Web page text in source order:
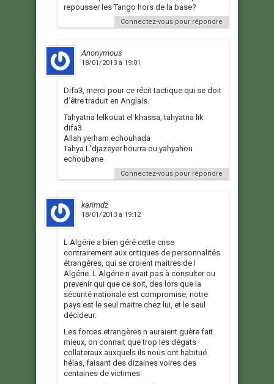
repousser les Tango hors de la base?
Connectez-vous pour répondre
Anonymous
18/01/2013 à 19:01
Difa3, merci pour ce récit tactique qui se doit
d’être traduit en Anglais.
Tahyatna lelkouat el khassa, tahyatna lik
difa3.
Allah yerham echouhada
Tahya L’djazeyer hourra ou yahyahou
echoubane
Connectez-vous pour répondre
karimdz
18/01/2013 à 19:12
L Algérie a bien géré cette crise
contrairement aux critiques de personnalités
étrangères, qui se croient maitres de l
Algérie. L Algérie n avait pas à consulter ou
prevenir qui que ce soit, des lors que la
sécurité nationale est compromise, notre
pays est le seul maitre chez lui, et le seul
décideur.
Les forces etrangères n auraient guère fait
mieux, on connait que trop les dégats
collateraux auxquels ils nous ont habitué
hélas, faisant des dizaines voires des
centaines de victimes.